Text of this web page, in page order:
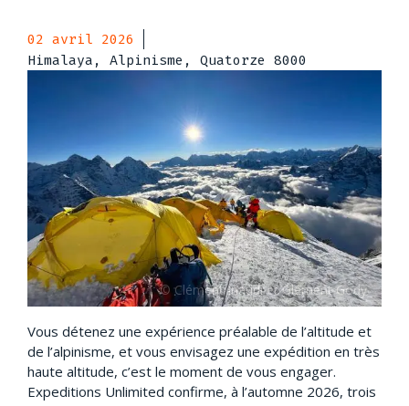
02 avril 2026
Himalaya, Alpinisme, Quatorze 8000
Vous détenez une expérience préalable de l’altitude et
de l’alpinisme, et vous envisagez une expédition en très
haute altitude, c’est le moment de vous engager.
Expeditions Unlimited confirme, à l’automne 2026, trois